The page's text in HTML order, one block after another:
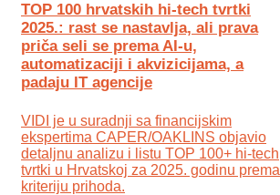
TOP 100 hrvatskih hi-tech tvrtki
2025.: rast se nastavlja, ali prava
priča seli se prema AI-u,
automatizaciji i akvizicijama, a
padaju IT agencije
VIDI je u suradnji sa financijskim
ekspertima CAPER/OAKLINS objavio
detaljnu analizu i listu TOP 100+ hi-tech
tvrtki u Hrvatskoj za 2025. godinu prema
kriteriju prihoda.